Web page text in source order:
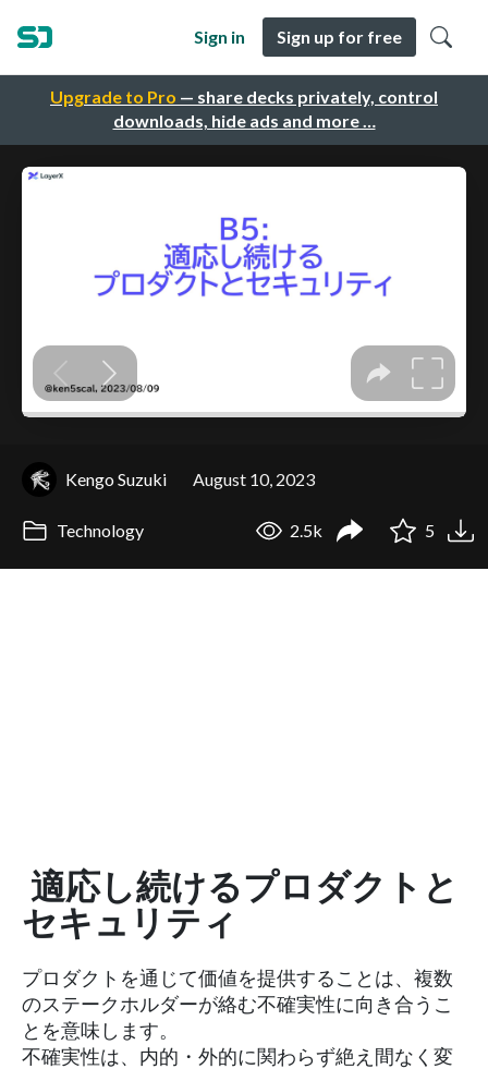
Upgrade to Pro — share decks privately, control
downloads, hide ads and more …
Sign in Sign up for free
Kengo Suzuki August 10, 2023
Technology 2.5k 5
適応し続けるプロダクトと
セキュリティ
プロダクトを通じて価値を提供することは、複数
のステークホルダーが絡む不確実性に向き合うこ
とを意味します。
不確実性は、内的・外的に関わらず絶え間なく変